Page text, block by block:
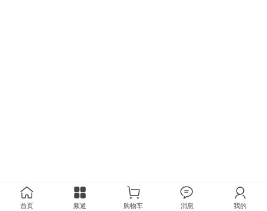
首页 频道 购物车 消息 我的